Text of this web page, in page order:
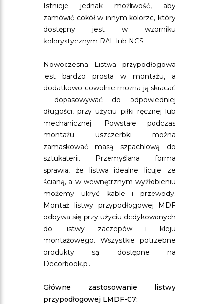
Istnieje jednak możliwość, aby
zamówić cokół w innym kolorze, który
dostępny jest w wzorniku
kolorystycznym RAL lub NCS.
Nowoczesna Listwa przypodłogowa
jest bardzo prosta w montażu, a
dodatkowo dowolnie można ją skracać
i dopasowywać do odpowiedniej
długości, przy użyciu piłki ręcznej lub
mechanicznej. Powstałe podczas
montażu uszczerbki można
zamaskować masą szpachlową do
sztukaterii. Przemyślana forma
sprawia, że listwa idealne licuje ze
ścianą, a w wewnętrznym wyżłobieniu
możemy ukryć kable i przewody.
Montaż listwy przypodłogowej MDF
odbywa się przy użyciu dedykowanych
do listwy zaczepów i kleju
montażowego. Wszystkie potrzebne
produkty są dostępne na
Decorbook.pl.
Główne zastosowanie listwy
przypodłogowej LMDF-07: